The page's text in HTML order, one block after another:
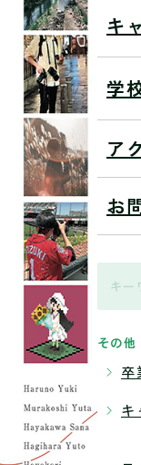
キ
学
ア
お
その他
卒
キ